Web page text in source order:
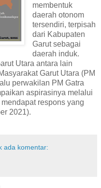
membentuk
daerah otonom
tersendiri, terpisah
dari Kabupaten
Garut sebagai
daerah induk.
Utara antara lain
Garut Utara (PM
perwakilan PM Gatra
aspirasinya melalui
respons yang
2021).
ada komentar: